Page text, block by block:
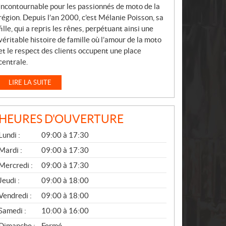
pour les passionnés de moto de la
Depuis l’an 2000, c’est Mélanie Poisson, sa
qui a repris les rênes, perpétuant ainsi une
histoire de famille où l’amour de la moto
le respect des clients occupent une place
LIRE LA SUITE
HEURES D'OUVERTURE
Lundi :
09:00 à 17:30
Mardi :
09:00 à 17:30
Mercredi :
09:00 à 17:30
:
09:00 à 18:00
:
09:00 à 18:00
:
10:00 à 16:00